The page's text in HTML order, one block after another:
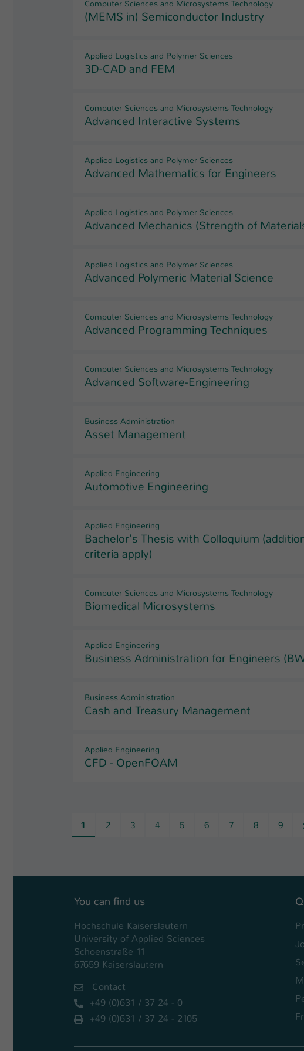
Computer Sciences and Microsystems Technology
(MEMS in) Semiconductor Industry
Applied Logistics and Polymer Sciences
3D-CAD and FEM
Computer Sciences and Microsystems Technology
Advanced Interactive Systems
Applied Logistics and Polymer Sciences
Advanced Mathematics for Engineers
Applied Logistics and Polymer Sciences
Advanced Mechanics (Strength of
Applied Logistics and Polymer Sciences
Advanced Polymeric Material Science
Computer Sciences and Microsystems Technology
Advanced Programming Techniques
Computer Sciences and Microsystems Technology
Advanced Software-Engineering
Business Administration
Asset Management
Applied Engineering
Automotive Engineering
Applied Engineering
Bachelor's Thesis with Colloquium
criteria apply)
Computer Sciences and Microsystems Technology
Biomedical Microsystems
Applied Engineering
Business Administration for Engineers
Business Administration
Cash and Treasury Management
Applied Engineering
CFD - OpenFOAM
1 2 3 4 5 6 7 8 9
You can find us
Hochschule Kaiserslautern
University of Applied Sciences
Schoenstraße 11
67659 Kaiserslautern
Contact
+49 (0)631 / 37 24 - 0
+49 (0)631 / 37 24 - 2105
Laufzeit